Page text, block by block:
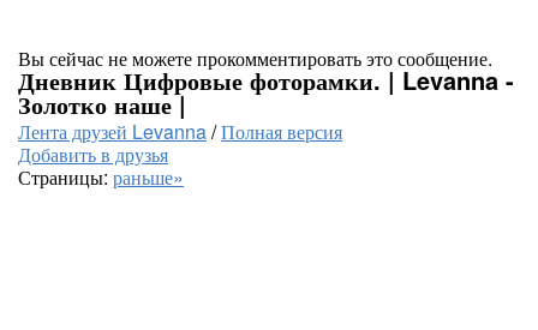
Вы сейчас не можете прокомментировать это сообщение.
Дневник Цифровые фоторамки. | Levanna -
Золотко наше |
Лента друзей Levanna/Полная версия
Добавить в друзья
Страницы: раньше»